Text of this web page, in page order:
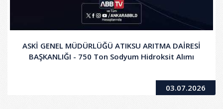
ASKİ GENEL MÜDÜRLÜĞÜ ATIKSU ARITMA DAİRESİ
BAŞKANLIĞI - 750 Ton Sodyum Hidroksit Alımı
03.07.2026